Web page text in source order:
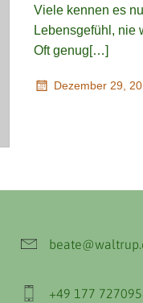
Viele kennen es
Lebensgefühl, nie
Oft genug[…]
Dezember 29,
+49 177